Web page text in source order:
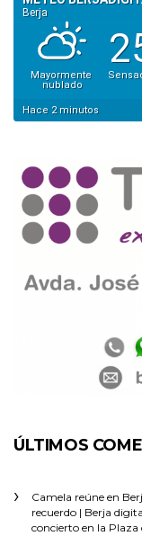
ÚLTIMOS
Camela reúne en
recuerdo | Berja
concierto en la Plaza